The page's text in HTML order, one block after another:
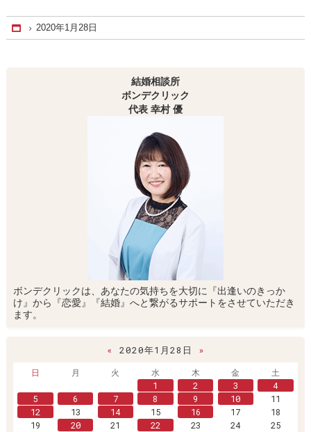
Home
2020年1月28日
結婚相談所
ボンデクリック
代表 幸村 優
ボンデクリックは、あなたの気持ちを大切に『出逢いのきっか
け』から『恋愛』『結婚』へと繋がるサポートをさせていただき
ます。
« 2020年1月28日
»
日
月 火 水 木 金
土
1
2 3
4
5
6 7 8 9 10
11
12
13 14 15 16 17
18
19
20 21 22 23 24
25